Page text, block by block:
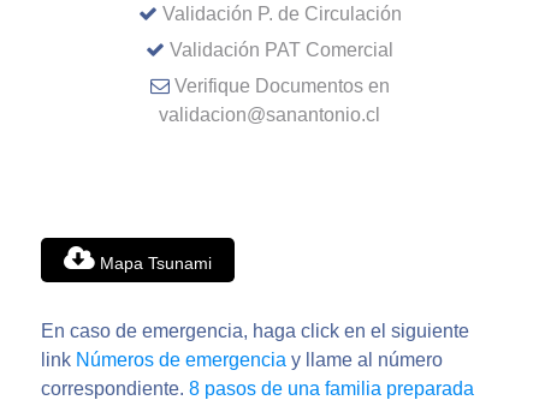
Validación P. de Circulación
Validación PAT Comercial
Verifique Documentos en
validacion@sanantonio.cl
Mapa Tsunami
En caso de emergencia, haga click en el siguiente
link Números de emergencia y llame al número
correspondiente. 8 pasos de una familia preparada